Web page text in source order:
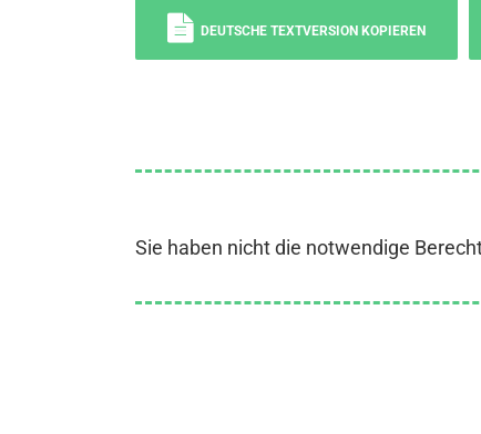
DEUTSCHE TEXTVERSION KOPIEREN
Sie haben nicht die notwendige